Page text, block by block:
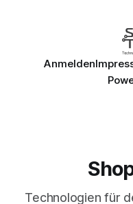
Anmelden
Technologien für